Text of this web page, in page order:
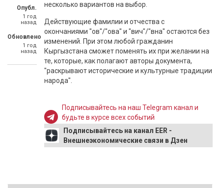
Опубл.
1 год
назад
Обновлено
1 год
назад
несколько вариантов на выбор.
Действующие фамилии и отчества с
окончаниями "ов"/"ова" и "вич"/"вна" остаются без
изменений. При этом любой гражданин
Кыргызстана сможет поменять их при желании на
те, которые, как полагают авторы документа,
"раскрывают исторические и культурные традиции
народа".
Подписывайтесь на наш Telegram канал и
будьте в курсе всех событий
Подписывайтесь на канал EER -
Внешнеэкономические связи в Дзен